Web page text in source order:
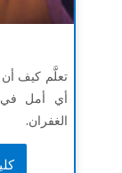
تعلَّم كيف أن
أي أمل في
الغفران.